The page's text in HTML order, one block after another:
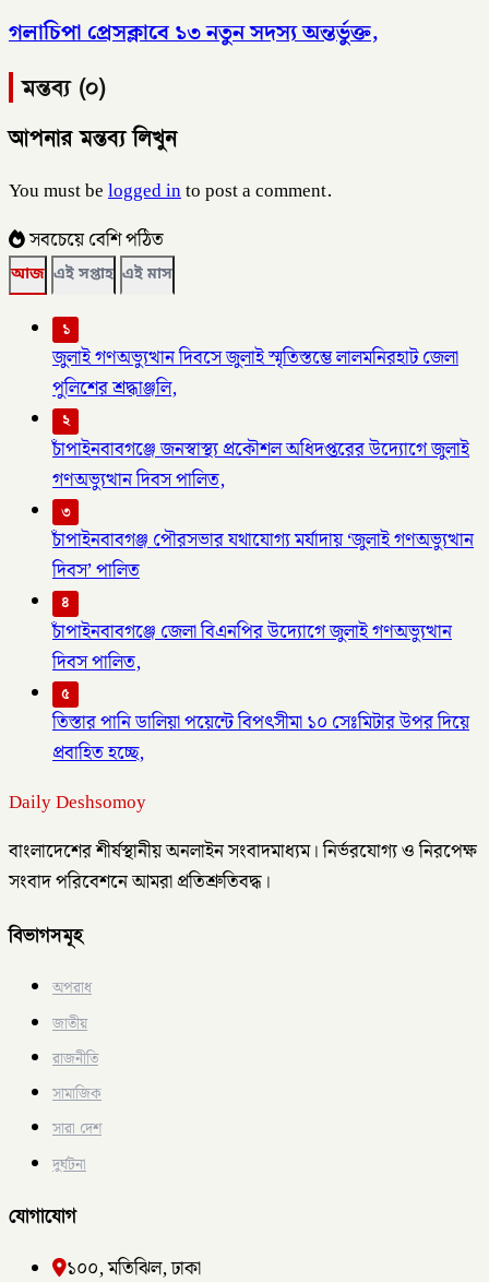
গলাচিপা প্রেসক্লাবে ১৩ নতুন সদস্য অন্তর্ভুক্ত,
মন্তব্য (০)
আপনার মন্তব্য লিখুন
You must belogged into post a comment.
সবচেয়ে বেশি পঠিত
আজ এই সপ্তাহ এই মাস
১
জুলাই গণঅভ্যুত্থান দিবসে জুলাই স্মৃতিস্তম্ভে লালমনিরহাট জেলা
পুলিশের শ্রদ্ধাঞ্জলি,
২
চাঁপাইনবাবগঞ্জে জনস্বাস্থ্য প্রকৌশল অধিদপ্তরের উদ্যোগে জুলাই
গণঅভ্যুত্থান দিবস পালিত,
৩
চাঁপাইনবাবগঞ্জ পৌরসভার যথাযোগ্য মর্যাদায় ‘জুলাই গণঅভ্যুত্থান
দিবস’ পালিত
৪
চাঁপাইনবাবগঞ্জে জেলা বিএনপির উদ্যোগে জুলাই গণঅভ্যুত্থান
দিবস পালিত,
৫
তিস্তার পানি ডালিয়া পয়েন্টে বিপৎসীমা ১০ সেঃমিটার উপর দিয়ে
প্রবাহিত হচ্ছে,
Daily Deshsomoy
বাংলাদেশের শীর্ষস্থানীয় অনলাইন সংবাদমাধ্যম। নির্ভরযোগ্য ও নিরপেক্ষ
সংবাদ পরিবেশনে আমরা প্রতিশ্রুতিবদ্ধ।
বিভাগসমূহ
অপরাধ
জাতীয়
রাজনীতি
সামাজিক
সারা দেশ
দুর্ঘটনা
যোগাযোগ
১০০, মতিঝিল, ঢাকা